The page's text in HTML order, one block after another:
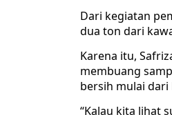
Dari kegiatan
dua ton dari
Karena itu,
membuang
bersih mulai
“Kalau kita lihat